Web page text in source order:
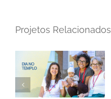
Projetos Relacionados